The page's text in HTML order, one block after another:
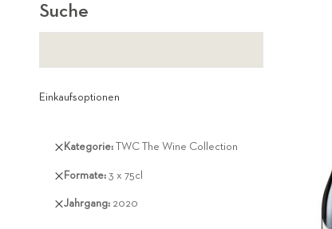
Suche
Einkaufsoptionen
Kategorie TWC The Wine Collection
Diesen
entfernen
Formate 3 x 75cl
Diesen
entfernen
Jahrgang 2020
Diesen